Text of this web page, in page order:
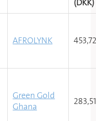
(DKK)
AFROLYNK
Green Gold
Ghana